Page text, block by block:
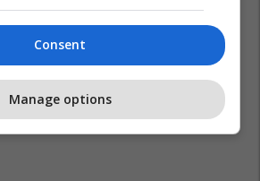
Consent
Manage options